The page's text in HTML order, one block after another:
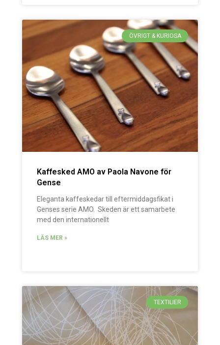
ÖVRIGT & KURIOSA
Kaffesked AMO av Paola Navone för
Gense
Eleganta kaffeskedar till eftermiddagsfikat i
Genses serie AMO. Skeden är ett samarbete
med den internationellt
LÄS MER »
TEXTILIER